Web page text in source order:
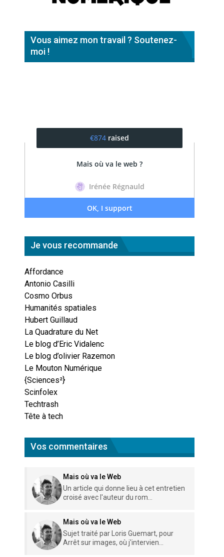
Vous aimez mon travail ? Soutenez-
moi !
Je vous recommande
Affordance
Antonio Casilli
Cosmo Orbus
Humanités spatiales
Hubert Guillaud
La Quadrature du Net
Le blog d’Eric Vidalenc
Le blog d’olivier Razemon
Le Mouton Numérique
{Sciences²}
Scinfolex
Techtrash
Tête à tech
Vos commentaires
Mais où va le Web
Un article qui donne lieu à cet entretien
croisé avec l'auteur du rom...
Mais où va le Web
Sujet traité par Loris Guemart, pour
Arrêt sur images, où j'intervien...